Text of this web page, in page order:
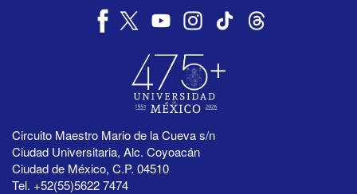
Circuito Maestro Mario de la Cueva s/n
Ciudad Universitaria, Alc. Coyoacán
Ciudad de México, C.P. 04510
Tel. +52(55)5622 7474